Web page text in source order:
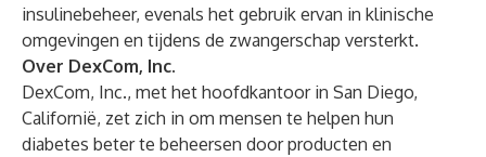
insulinebeheer, evenals het gebruik ervan in klinische
omgevingen en tijdens de zwangerschap versterkt.
Over DexCom, Inc.
DexCom, Inc., met het hoofdkantoor in San Diego,
Californië, zet zich in om mensen te helpen hun
diabetes beter te beheersen door producten en